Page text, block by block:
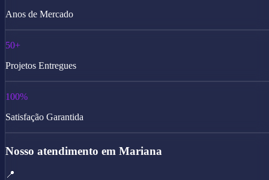
Anos de Mercado
50+
Projetos Entregues
100%
Satisfação Garantida
Nosso atendimento em Mariana
📍